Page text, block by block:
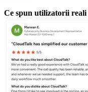
Ce spun utilizatorii